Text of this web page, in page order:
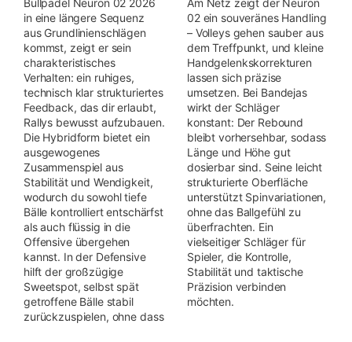
Bullpadel Neuron 02 2026
in eine längere Sequenz
aus Grundlinienschlägen
kommst, zeigt er sein
charakteristisches
Verhalten: ein ruhiges,
technisch klar strukturiertes
Feedback, das dir erlaubt,
Rallys bewusst aufzubauen.
Die Hybridform bietet ein
ausgewogenes
Zusammenspiel aus
Stabilität und Wendigkeit,
wodurch du sowohl tiefe
Bälle kontrolliert entschärfst
als auch flüssig in die
Offensive übergehen
kannst. In der Defensive
hilft der großzügige
Sweetspot, selbst spät
getroffene Bälle stabil
zurückzuspielen, ohne dass
Am Netz zeigt der Neuron
02 ein souveränes Handling
– Volleys gehen sauber aus
dem Treffpunkt, und kleine
Handgelenkskorrekturen
lassen sich präzise
umsetzen. Bei Bandejas
wirkt der Schläger
konstant: Der Rebound
bleibt vorhersehbar, sodass
Länge und Höhe gut
dosierbar sind. Seine leicht
strukturierte Oberfläche
unterstützt Spinvariationen,
ohne das Ballgefühl zu
überfrachten. Ein
vielseitiger Schläger für
Spieler, die Kontrolle,
Stabilität und taktische
Präzision verbinden
möchten.